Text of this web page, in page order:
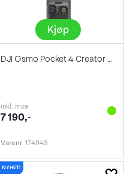
Kjøp
DJI Osmo Pocket 4 Creator Combo
inkl. mva
7 190,-
Varenr 174943